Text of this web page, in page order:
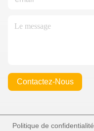
Contactez-Nous
Politique de confidentialité